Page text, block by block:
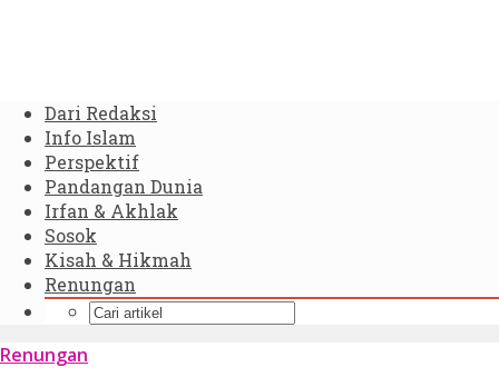
Dari Redaksi
Info Islam
Perspektif
Pandangan Dunia
Irfan & Akhlak
Sosok
Kisah & Hikmah
Renungan
Renungan